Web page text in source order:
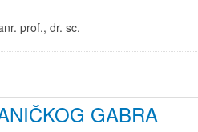
prof., dr. sc.
GABRA